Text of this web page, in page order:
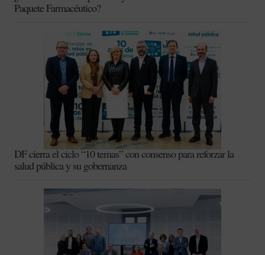
Paquete Farmacéutico?
DF cierra el ciclo “10 temas” con consenso para reforzar la
salud pública y su gobernanza